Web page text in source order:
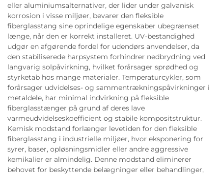
eller aluminiumsalternativer, der lider under galvanisk
korrosion i visse miljøer, bevarer den fleksible
fiberglasstang sine oprindelige egenskaber ubegrænset
længe, når den er korrekt installeret. UV-bestandighed
udgør en afgørende fordel for udendørs anvendelser, da
den stabiliserede harpsystem forhindrer nedbrydning ved
langvarig solpåvirkning, hvilket forårsager sprødhed og
styrketab hos mange materialer. Temperaturcykler, som
forårsager udvidelses- og sammentrækningspåvirkninger i
metaldele, har minimal indvirkning på fleksible
fiberglasstænger på grund af deres lave
varmeudvidelseskoefficient og stabile kompositstruktur.
Kemisk modstand forlænger levetiden for den fleksible
fiberglasstang i industrielle miljøer, hvor eksponering for
syrer, baser, opløsningsmidler eller andre aggressive
kemikalier er almindelig. Denne modstand eliminerer
behovet for beskyttende belægninger eller behandlinger,